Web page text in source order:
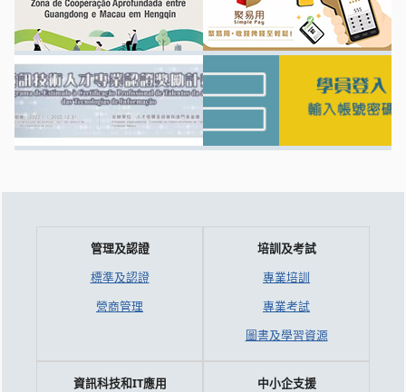
管理及認證
標準及認證
營商管理
培訓及考試
專業培訓
專業考試
圖書及學習資源
資訊科技和IT應用
中小企支援